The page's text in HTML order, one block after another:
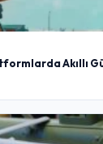
Akıllı